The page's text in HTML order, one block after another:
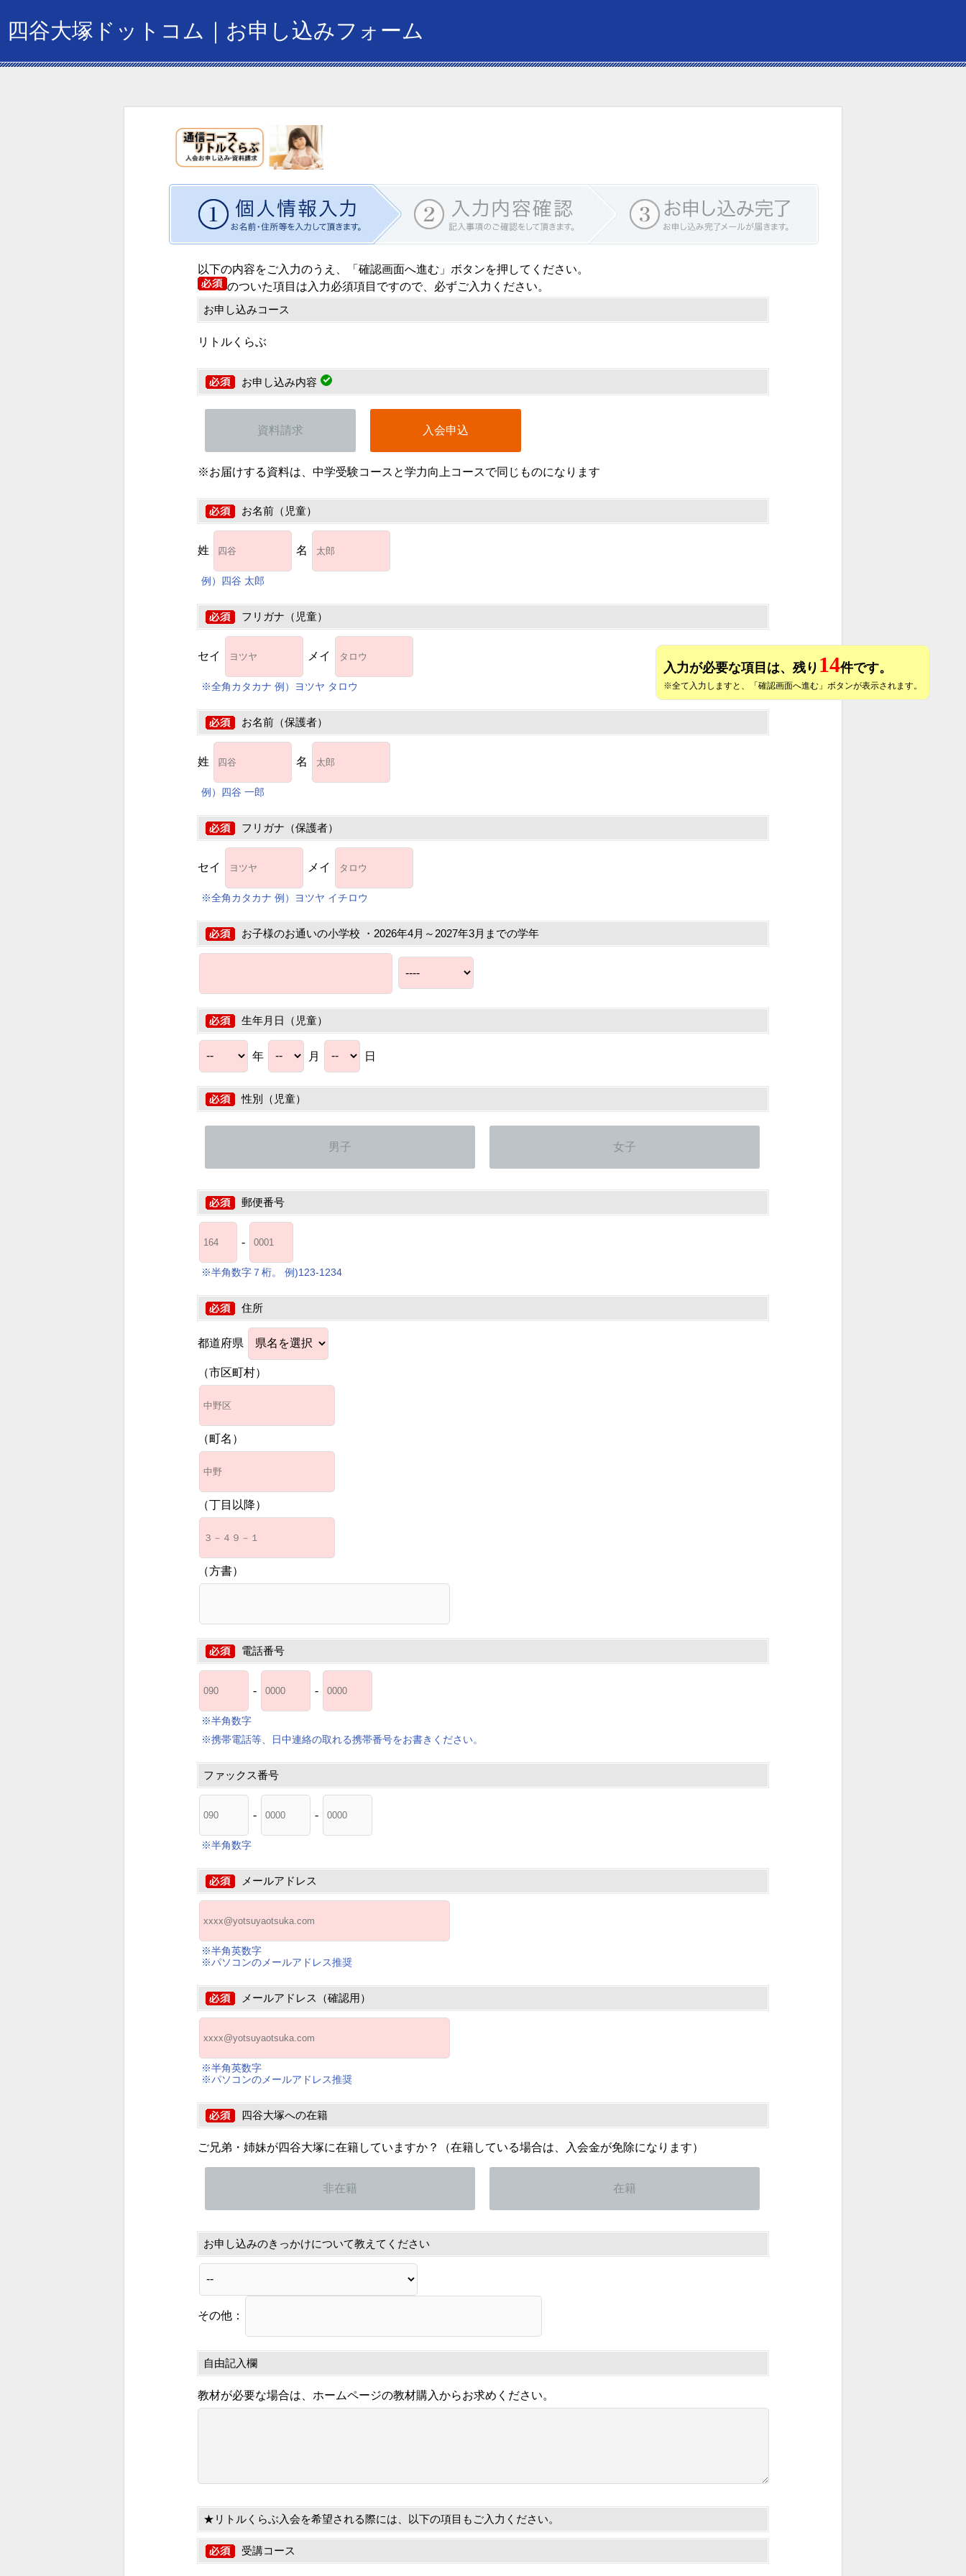
四谷大塚ドットコム｜お申し込みフォーム
以下の内容をご入力のうえ、「確認画面へ進む」ボタンを押してください。
のついた項目は入力必須項目ですので、必ずご入力ください。
お申し込みコース
リトルくらぶ
お申し込み内容
資料請求 入会申込
※お届けする資料は、中学受験コースと学力向上コースで同じものになります
お名前（児童）
姓 名
例）四谷 太郎
フリガナ（児童）
セイ メイ
※全角カタカナ 例）ヨツヤ タロウ
お名前（保護者）
姓 名
例）四谷 一郎
フリガナ（保護者）
セイ メイ
※全角カタカナ 例）ヨツヤ イチロウ
お子様のお通いの小学校 ・2026年4月～2027年3月までの学年
生年月日（児童）
年 月 日
性別（児童）
男子 女子
郵便番号
-
※半角数字７桁。 例)123-1234
住所
都道府県
（市区町村）
（町名）
（丁目以降）
（方書）
電話番号
- -
※半角数字
※携帯電話等、日中連絡の取れる携帯番号をお書きください。
ファックス番号
- -
※半角数字
メールアドレス
※半角英数字
※パソコンのメールアドレス推奨
メールアドレス（確認用）
※半角英数字
※パソコンのメールアドレス推奨
四谷大塚への在籍
ご兄弟・姉妹が四谷大塚に在籍していますか？（在籍している場合は、入会金が免除になります）
非在籍 在籍
お申し込みのきっかけについて教えてください
その他：
自由記入欄
教材が必要な場合は、ホームページの教材購入からお求めください。
★リトルくらぶ入会を希望される際には、以下の項目もご入力ください。
受講コース
入力が必要な項目は、残り 14件です。
※全て入力しますと、「確認画面へ進む」ボタンが表示されます。